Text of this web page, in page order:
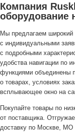
Компания
оборудование
Мы предлагаем широкий
с индивидуальными
с подробными
удобства навигации по
функциями объединены
о товарах, условиях
всплывающее окно на
Покупайте товары по
от поставщика.
доставку по Москве, МО